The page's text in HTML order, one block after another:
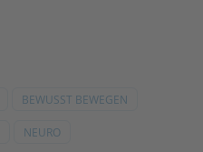
BEWUSST BEWEGEN
NEURO